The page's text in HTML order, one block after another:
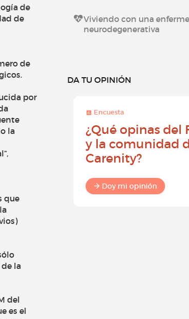
de
de
de
por
la
que
la
del
es el
Viviendo con una
neurodegenerativa
DA TU OPINIÓN
Encuesta
¿Qué opinas del
y la comunidad
Carenity?
Doy mi opinión